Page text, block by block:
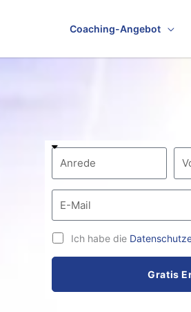
Coaching-Angebot
Ich habe die
Gratis